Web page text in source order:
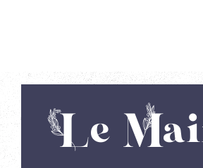
Le